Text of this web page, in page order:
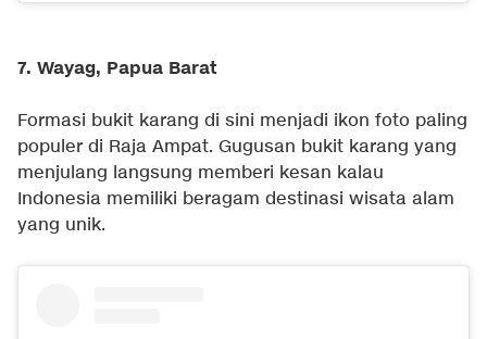
7. Wayag, Papua Barat
Formasi bukit karang di sini menjadi ikon foto paling
populer di Raja Ampat. Gugusan bukit karang yang
menjulang langsung memberi kesan kalau
Indonesia memiliki beragam destinasi wisata alam
yang unik.